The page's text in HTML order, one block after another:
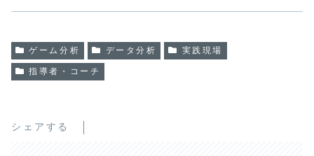
ゲーム分析 データ分析 実践現場
指導者・コーチ
シェアする